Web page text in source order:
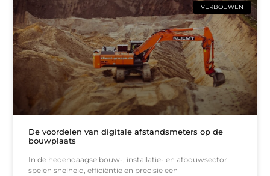
VERBOUWEN
De voordelen van digitale afstandsmeters op de
bouwplaats
In de hedendaagse bouw-, installatie- en afbouwsector
spelen snelheid, efficiëntie en precisie een